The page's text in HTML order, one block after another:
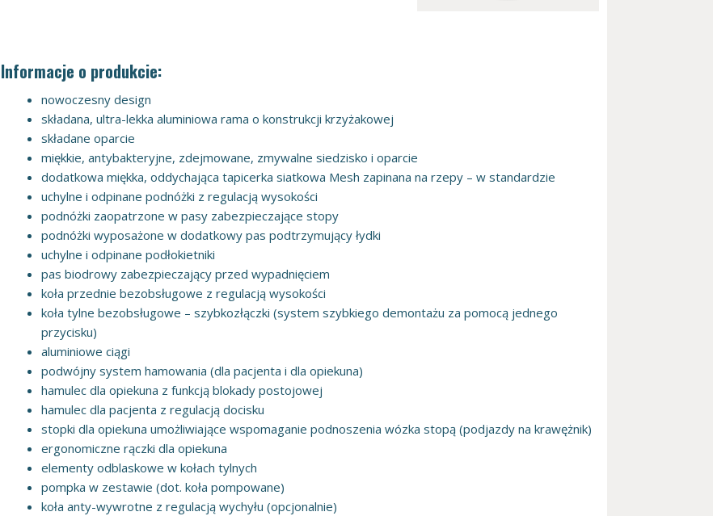
Informacje o produkcie:
nowoczesny design
składana, ultra-lekka aluminiowa rama o konstrukcji krzyżakowej
składane oparcie
miękkie, antybakteryjne, zdejmowane, zmywalne siedzisko i oparcie
dodatkowa miękka, oddychająca tapicerka siatkowa Mesh zapinana na rzepy – w standardzie
uchylne i odpinane podnóżki z regulacją wysokości
podnóżki zaopatrzone w pasy zabezpieczające stopy
podnóżki wyposażone w dodatkowy pas podtrzymujący łydki
uchylne i odpinane podłokietniki
pas biodrowy zabezpieczający przed wypadnięciem
koła przednie bezobsługowe z regulacją wysokości
koła tylne bezobsługowe – szybkozłączki (system szybkiego demontażu za pomocą jednego
przycisku)
aluminiowe ciągi
podwójny system hamowania (dla pacjenta i dla opiekuna)
hamulec dla opiekuna z funkcją blokady postojowej
hamulec dla pacjenta z regulacją docisku
stopki dla opiekuna umożliwiające wspomaganie podnoszenia wózka stopą (podjazdy na krawężnik)
ergonomiczne rączki dla opiekuna
elementy odblaskowe w kołach tylnych
pompka w zestawie (dot. koła pompowane)
koła anty-wywrotne z regulacją wychyłu (opcjonalnie)